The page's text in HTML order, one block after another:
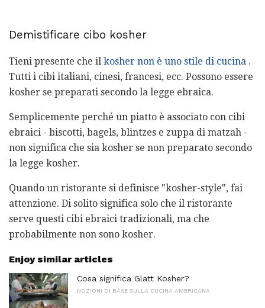
Demistificare cibo kosher
Tieni presente che il kosher non è uno stile di cucina .
Tutti i cibi italiani, cinesi, francesi, ecc. Possono essere
kosher se preparati secondo la legge ebraica.
Semplicemente perché un piatto è associato con cibi
ebraici - biscotti, bagels, blintzes e zuppa di matzah -
non significa che sia kosher se non preparato secondo
la legge kosher.
Quando un ristorante si definisce "kosher-style", fai
attenzione. Di solito significa solo che il ristorante
serve questi cibi ebraici tradizionali, ma che
probabilmente non sono kosher.
Enjoy similar articles
Cosa significa Glatt Kosher?
NOZIONI DI BASE SULLA CUCINA AMERICANA